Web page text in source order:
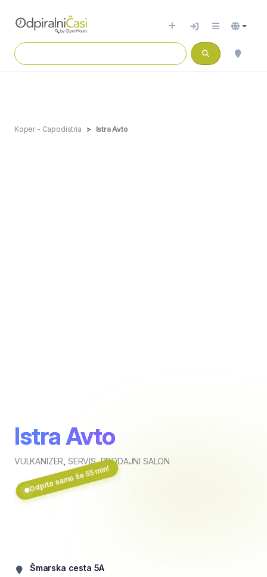
Koper - Capodistria Istra Avto
Istra Avto
VULKANIZER SERVIS,PRODAJNI SALON
Odprto samo še 55 min!
Šmarska cesta 5A